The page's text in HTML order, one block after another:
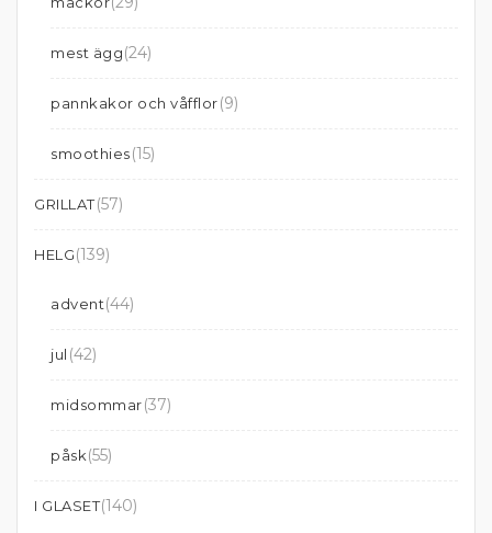
mest ägg(24)
pannkakor och våfflor(9)
smoothies(15)
GRILLAT(57)
HELG(139)
advent(44)
jul (42)
midsommar(37)
påsk(55)
I GLASET(140)